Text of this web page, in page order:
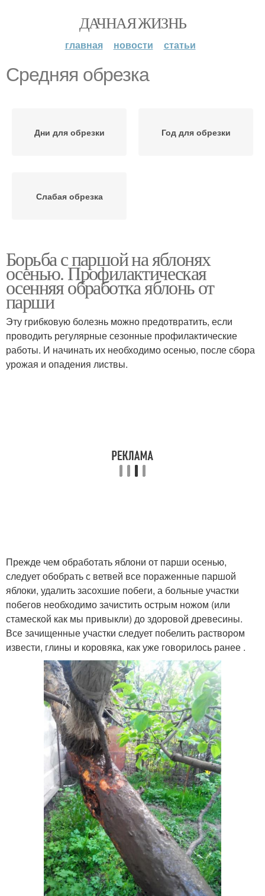
ДАЧНАЯ ЖИЗНЬ
главная новости статьи
Средняя обрезка
Дни для обрезки Год для обрезки
Слабая обрезка
Борьба с паршой на яблонях
осенью. Профилактическая
осенняя обработка яблонь от
парши
Эту грибковую болезнь можно предотвратить, если
проводить регулярные сезонные профилактические
работы. И начинать их необходимо осенью, после сбора
урожая и опадения листвы.
Прежде чем обработать яблони от парши осенью,
следует обобрать с ветвей все пораженные паршой
яблоки, удалить засохшие побеги, а больные участки
побегов необходимо зачистить острым ножом (или
стамеской как мы привыкли) до здоровой древесины.
Все зачищенные участки следует побелить раствором
извести, глины и коровяка, как уже говорилось ранее .